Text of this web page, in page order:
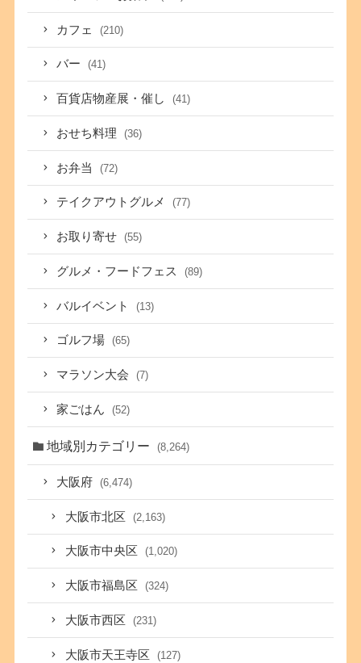
カフェ (210)
バー (41)
百貨店物産展・催し (41)
おせち料理 (36)
お弁当 (72)
テイクアウトグルメ (77)
お取り寄せ (55)
グルメ・フードフェス (89)
バルイベント (13)
ゴルフ場 (65)
マラソン大会 (7)
家ごはん (52)
地域別カテゴリー (8,264)
大阪府 (6,474)
大阪市北区 (2,163)
大阪市中央区 (1,020)
大阪市福島区 (324)
大阪市西区 (231)
大阪市天王寺区 (127)